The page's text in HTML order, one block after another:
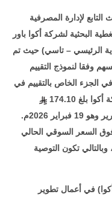
لإدارة المصرفية
البحثية لشركة أكوا باور
السعودية الرئيسي – تاسي) حيث تم
وفقا لنموذج التقييم
في الجزء الخاص بالتقييم في
174.10
سعودي للسهم كما في تاريخ إعداد هذا التقرير وهو 19 فبراير 2026م.
عائد رأسمالي محتمل يبلغ 34% فوق السعر السوقي الحالي
تكون التوصية
في أعمال تطوير